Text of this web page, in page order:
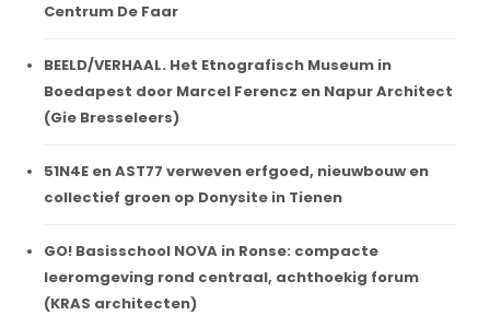
Centrum De Faar
BEELD/VERHAAL. Het Etnografisch Museum in
Boedapest door Marcel Ferencz en Napur Architect
(Gie Bresseleers)
51N4E en AST77 verweven erfgoed, nieuwbouw en
collectief groen op Donysite in Tienen
GO! Basisschool NOVA in Ronse: compacte
leeromgeving rond centraal, achthoekig forum
(KRAS architecten)